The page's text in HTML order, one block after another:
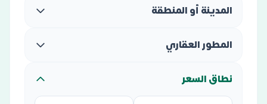
المدينة أو المنطقة
المطور العقاري
نطاق السعر